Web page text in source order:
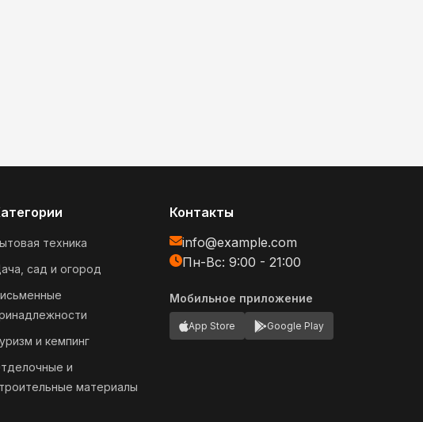
техника
сад и огород
и кемпинг
и
материалы
Контакты
info@example.com
Пн-Вс: 9:00 - 21:00
Мобильное приложение
App Store Google Play